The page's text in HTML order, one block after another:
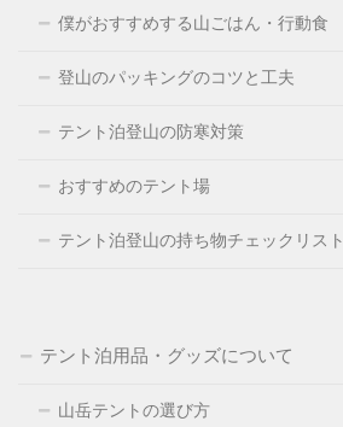
僕がおすすめする山ごはん・行動食
登山のパッキングのコツと工夫
テント泊登山の防寒対策
おすすめのテント場
テント泊登山の持ち物チェックリスト
テント泊用品・グッズについて
山岳テントの選び方